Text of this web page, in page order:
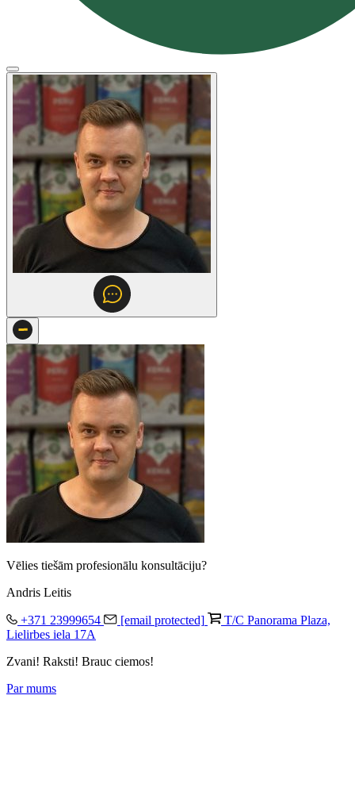
Vēlies tiešām profesionālu konsultāciju?
Andris Leitis
+371 23999654 [email protected]
T/C Panorama Plaza,
Lielirbes iela 17A
Zvani! Raksti! Brauc ciemos!
Par mums